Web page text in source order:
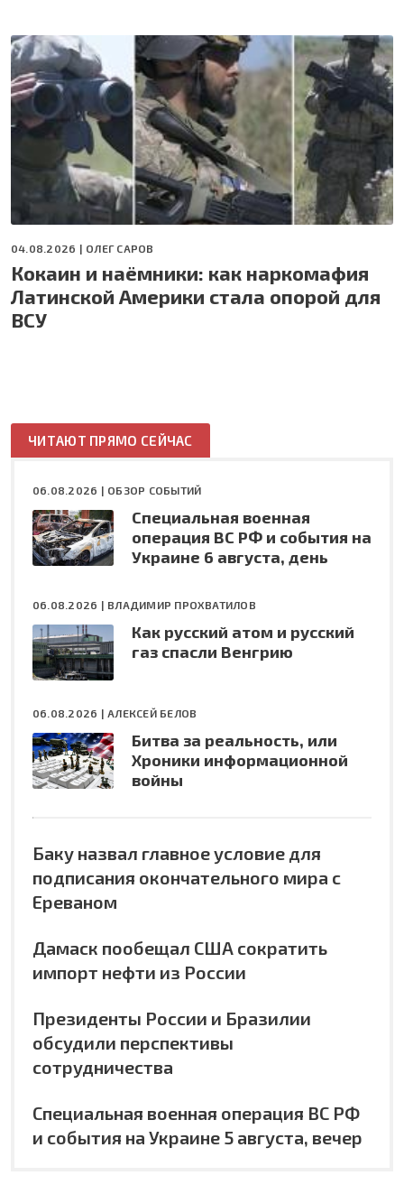
04.08.2026 | ОЛЕГ САРОВ
Кокаин и наёмники: как наркомафия
Латинской Америки стала опорой для
ВСУ
ЧИТАЮТ ПРЯМО СЕЙЧАС
06.08.2026 | ОБЗОР СОБЫТИЙ
Специальная военная
операция ВС РФ и события на
Украине 6 августа, день
06.08.2026 | ВЛАДИМИР ПРОХВАТИЛОВ
Как русский атом и русский
газ спасли Венгрию
06.08.2026 | АЛЕКСЕЙ БЕЛОВ
Битва за реальность, или
Хроники информационной
войны
Баку назвал главное условие для
подписания окончательного мира с
Ереваном
Дамаск пообещал США сократить
импорт нефти из России
Президенты России и Бразилии
обсудили перспективы
сотрудничества
Специальная военная операция ВС РФ
и события на Украине 5 августа, вечер